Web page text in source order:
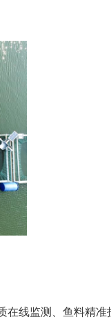
线监测、鱼料精